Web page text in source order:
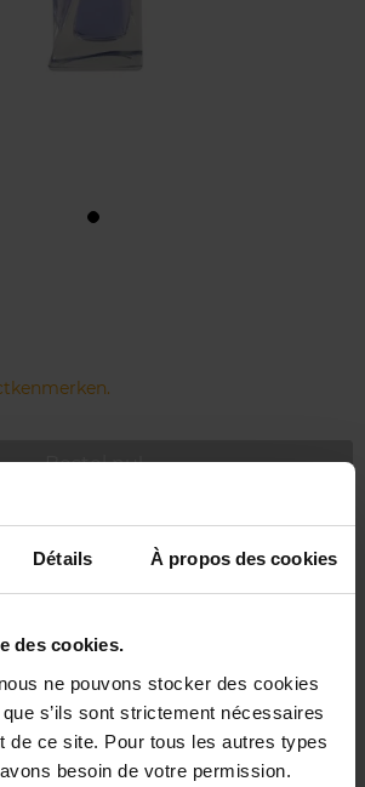
Détails À propos des cookies
des cookies.
ne pouvons stocker des cookies
s’ils sont strictement nécessaires
de ce site. Pour tous les autres types
besoin de votre permission.
Bestel nu!
bij aankoop van min. 55€